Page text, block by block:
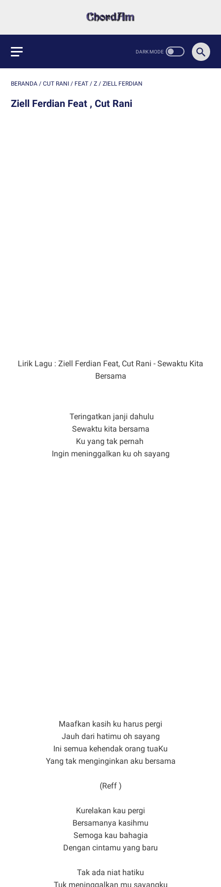
BERANDA / CUT RANI / FEAT / Z / ZIELL FERDIAN
Ziell Ferdian Feat , Cut Rani
Lirik Lagu : Ziell Ferdian Feat, Cut Rani - Sewaktu Kita
Bersama
Teringatkan janji dahulu
Sewaktu kita bersama
Ku yang tak pernah
Ingin meninggalkan ku oh sayang
Maafkan kasih ku harus pergi
Jauh dari hatimu oh sayang
Ini semua kehendak orang tuaKu
Yang tak menginginkan aku bersama
(Reff )
Kurelakan kau pergi
Bersamanya kasihmu
Semoga kau bahagia
Dengan cintamu yang baru
Tak ada niat hatiku
Tuk meninggalkan mu sayangku